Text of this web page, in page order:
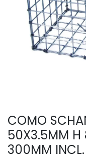
COMO
50X3.5MM
300MM